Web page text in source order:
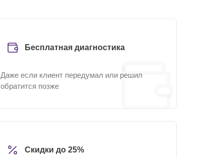
Бесплатная диагностика
Даже если клиент передумал или решил
обратится позже
Скидки до 25%